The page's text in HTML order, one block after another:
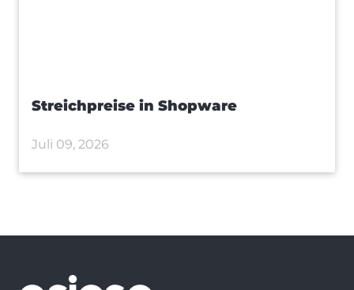
Streichpreise in Shopware
Juli 09, 2026